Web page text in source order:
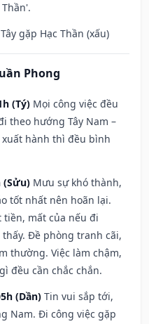
gặp Hạc Thần (xấu)
Phong
(Tý) Mọi công việc đều
theo hướng Tây Nam –
hành thì đều bình
(Sửu) Mưu sự khó thành,
tốt nhất nên hoãn lại.
tiền, mất của nếu đi
Đề phòng tranh cãi,
thường. Việc làm chậm,
đều cần chắc chắn.
(Dần) Tin vui sắp tới,
Nam. Đi công việc gặp